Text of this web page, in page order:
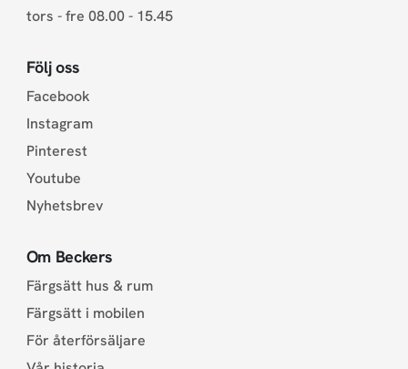
tors - fre 08.00 - 15.45
Följ oss
Facebook
Instagram
Pinterest
Youtube
Nyhetsbrev
Om Beckers
Färgsätt hus & rum
Färgsätt i mobilen
För återförsäljare